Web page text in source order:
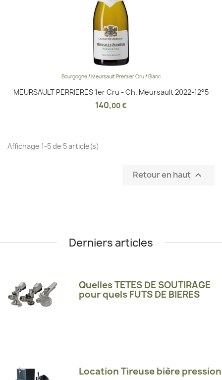
Bourgogne/Meursault Premier Cru/Blanc
MEURSAULT PERRIERES 1er Cru - Ch. Meursault 2022-12°5
140,00 €
Affichage 1-5 de 5 article(s)
Retour en haut 
Derniers articles
Quelles TETES DE SOUTIRAGE
pour quels FUTS DE BIERES
Location Tireuse bière pression